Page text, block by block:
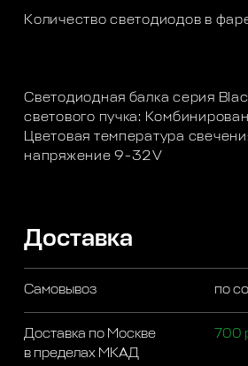
Количество светодиодов в
Светодиодная балка серия
светового пучка:
Цветовая температура
напряжение 9-32V
Доставка
Самовывоз по
Доставка по Москве
в пределах МКАД
700